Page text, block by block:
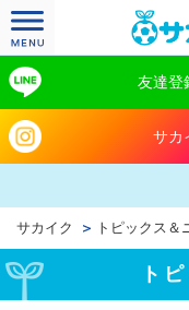
友達登
サカ
サカイク トピックス＆
ト